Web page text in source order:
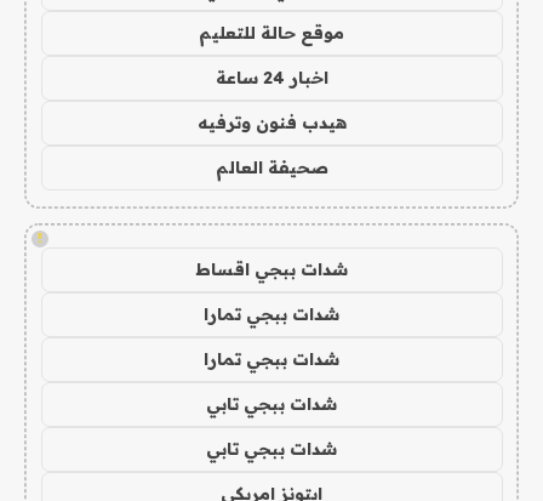
موقع حالة للتعليم
اخبار 24 ساعة
هيدب فنون وترفيه
صحيفة العالم
!
شدات ببجي اقساط
شدات ببجي تمارا
شدات ببجي تمارا
شدات ببجي تابي
شدات ببجي تابي
ايتونز امريكي